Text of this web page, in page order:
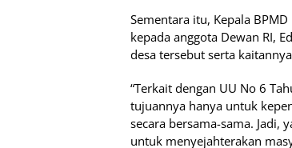
Sementara itu, Kepala
kepada anggota Dewan RI,
desa tersebut serta
“Terkait dengan UU No 6
tujuannya hanya untuk
secara bersama-sama.
untuk menyejahterakan